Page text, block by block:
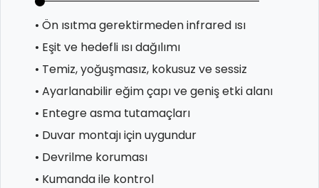
• Ön ısıtma gerektirmeden infrared ısı
• Eşit ve hedefli ısı dağılımı
• Temiz, yoğuşmasız, kokusuz ve sessiz
• Ayarlanabilir eğim çapı ve geniş etki alanı
• Entegre asma tutamaçları
• Duvar montajı için uygundur
• Devrilme koruması
• Kumanda ile kontrol